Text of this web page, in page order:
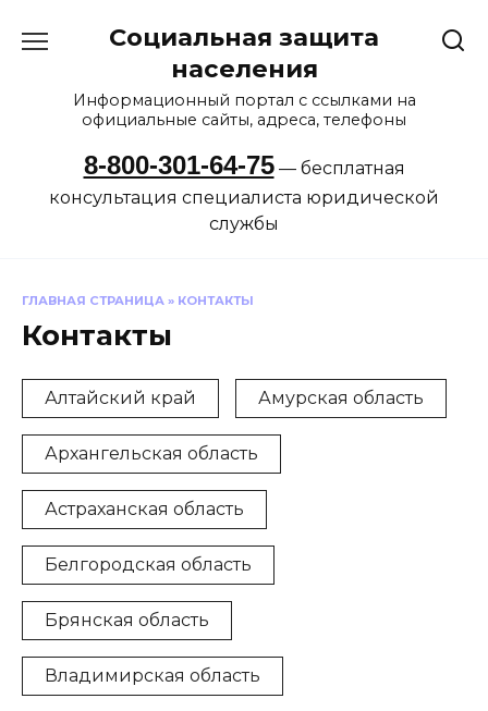
Социальная защита
населения
Информационный портал с ссылками на
официальные сайты, адреса, телефоны
8-800-301-64-75— бесплатная
консультация специалиста юридической
службы
ГЛАВНАЯ СТРАНИЦА » КОНТАКТЫ
Контакты
Алтайский край Амурская область
Архангельская область
Астраханская область
Белгородская область
Брянская область
Владимирская область